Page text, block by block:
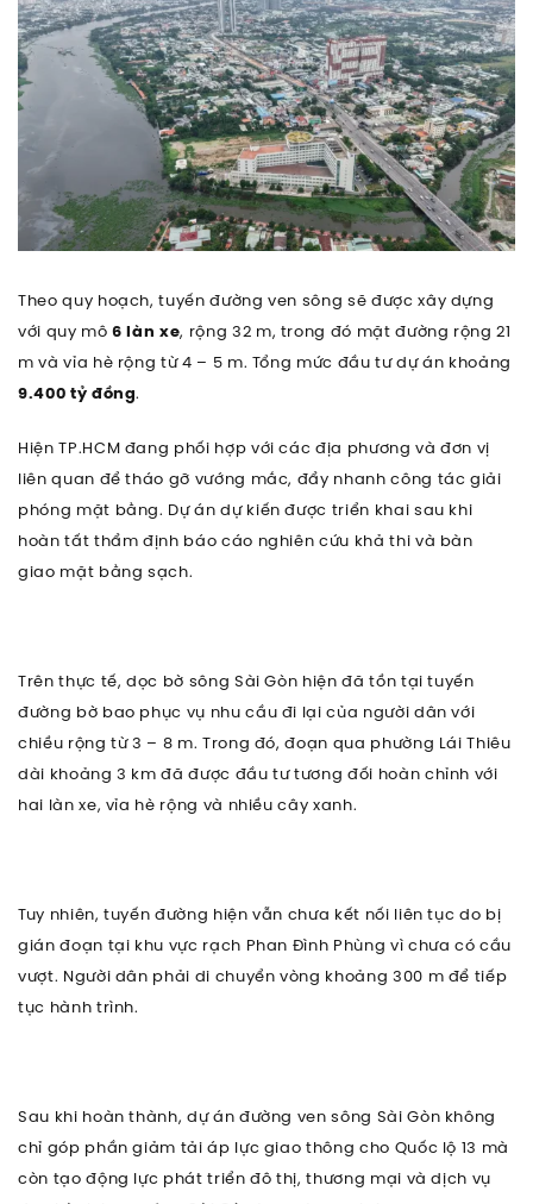
Theo quy hoạch, tuyến đường ven sông sẽ được xây dựng
với quy mô6 làn xe, rộng 32 m, trong đó mặt đường rộng 21
m và vỉa hè rộng từ 4 – 5 m. Tổng mức đầu tư dự án khoảng
9.400 tỷ đồng.
Hiện TP.HCM đang phối hợp với các địa phương và đơn vị
liên quan để tháo gỡ vướng mắc, đẩy nhanh công tác giải
phóng mặt bằng. Dự án dự kiến được triển khai sau khi
hoàn tất thẩm định báo cáo nghiên cứu khả thi và bàn
giao mặt bằng sạch.
Trên thực tế, dọc bờ sông Sài Gòn hiện đã tồn tại tuyến
đường bờ bao phục vụ nhu cầu đi lại của người dân với
chiều rộng từ 3 – 8 m. Trong đó, đoạn qua phường Lái Thiêu
dài khoảng 3 km đã được đầu tư tương đối hoàn chỉnh với
hai làn xe, vỉa hè rộng và nhiều cây xanh.
Tuy nhiên, tuyến đường hiện vẫn chưa kết nối liên tục do bị
gián đoạn tại khu vực rạch Phan Đình Phùng vì chưa có cầu
vượt. Người dân phải di chuyển vòng khoảng 300 m để tiếp
tục hành trình.
Sau khi hoàn thành, dự án đường ven sông Sài Gòn không
chỉ góp phần giảm tải áp lực giao thông cho Quốc lộ 13 mà
còn tạo động lực phát triển đô thị, thương mại và dịch vụ